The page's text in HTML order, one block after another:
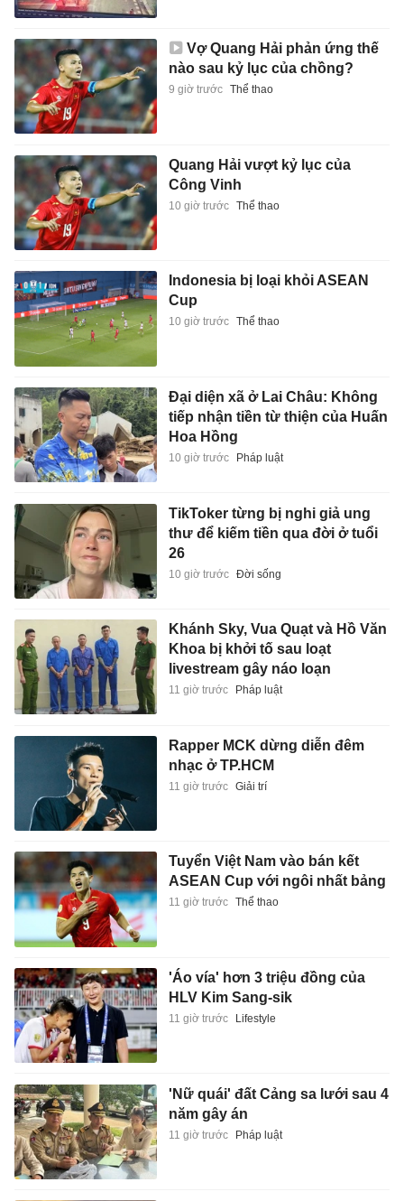
Vợ Quang Hải phản ứng thế
nào sau kỷ lục của chồng?
9 giờ trước Thể thao
Quang Hải vượt kỷ lục của
Công Vinh
10 giờ trước Thể thao
Indonesia bị loại khỏi ASEAN
Cup
10 giờ trước Thể thao
Đại diện xã ở Lai Châu: Không
tiếp nhận tiền từ thiện của Huấn
Hoa Hồng
10 giờ trước Pháp luật
TikToker từng bị nghi giả ung
thư để kiếm tiền qua đời ở tuổi
26
10 giờ trước Đời sống
Khánh Sky, Vua Quạt và Hồ Văn
Khoa bị khởi tố sau loạt
livestream gây náo loạn
11 giờ trước Pháp luật
Rapper MCK dừng diễn đêm
nhạc ở TP.HCM
11 giờ trước Giải trí
Tuyển Việt Nam vào bán kết
ASEAN Cup với ngôi nhất bảng
11 giờ trước Thể thao
'Áo vía' hơn 3 triệu đồng của
HLV Kim Sang-sik
11 giờ trước Lifestyle
'Nữ quái' đất Cảng sa lưới sau 4
năm gây án
11 giờ trước Pháp luật